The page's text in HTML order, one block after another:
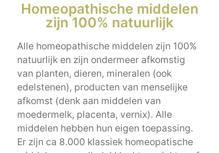
Homeopathische middelen
zijn 100% natuurlijk
Alle homeopathische middelen zijn 100%
natuurlijk en zijn ondermeer afkomstig
van planten, dieren, mineralen (ook
edelstenen), producten van menselijke
afkomst (denk aan middelen van
moedermelk, placenta, vernix). Alle
middelen hebben hun eigen toepassing.
Er zijn ca 8.000 klassiek homeopatische